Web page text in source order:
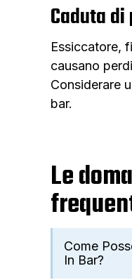
Caduta
Essiccatore,
causano
Considerare
bar.
Le
Come
In Bar?